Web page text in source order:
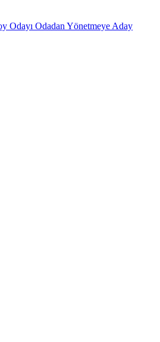
Odayı Odadan Yönetmeye Aday